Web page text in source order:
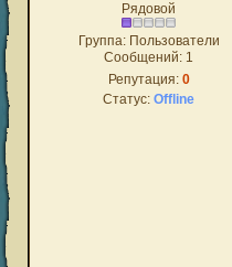
Рядовой
Группа: Пользователи
Сообщений: 1
Репутация: 0
Статус: Offline